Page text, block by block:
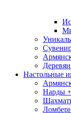
Настольные
Нарды